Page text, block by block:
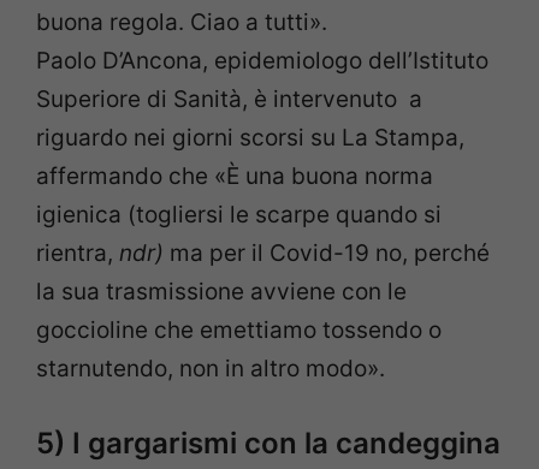
buona regola. Ciao a tutti».
Paolo D’Ancona, epidemiologo dell’Istituto
Superiore di Sanità, è intervenuto a
riguardo nei giorni scorsi su La Stampa,
affermando che «È una buona norma
igienica (togliersi le scarpe quando si
rientra, ndr) ma per il Covid-19 no, perché
la sua trasmissione avviene con le
goccioline che emettiamo tossendo o
starnutendo, non in altro modo».
5) I gargarismi con la candeggina